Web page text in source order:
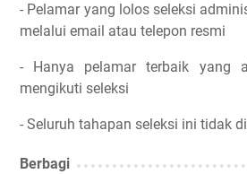
- Pelamar yang lolos seleksi
melalui email atau telepon resmi
- Hanya pelamar terbaik yang
mengikuti seleksi
- Seluruh tahapan seleksi ini tidak
Berbagi